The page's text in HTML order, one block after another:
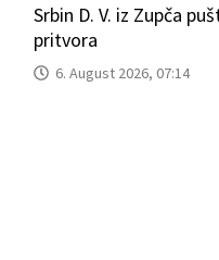
Srbin D. V. iz Zupča
pritvora
6. August 2026, 07:14